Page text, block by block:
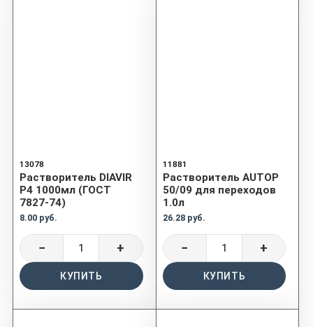
13078
Растворитель DIAVIR
P4 1000мл (ГОСТ
7827-74)
8.00 руб.
− +
КУПИТЬ
11881
Растворитель AUTOP
50/09 для переходов
1.0л
26.28 руб.
− +
КУПИТЬ